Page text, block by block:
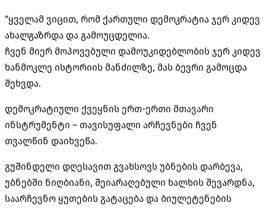
“ყველამ ვიცით, რომ ქართული დემოკრატია ჯერ კიდევ
ახალგაზრდა და გამოუცდელია.
ჩვენ მიერ მოპოვებული დამოუკიდებლობის ჯერ კიდევ
ხანმოკლე ისტორიის მანძილზე, მას ბევრი გამოცდა
შეხვდა.
დემოკრატიული ქვეყნის ერთ-ერთი მთავარი
ინსტრუმენტი – თავისუფალი არჩევნები ჩვენ
თვალწინ დაიხვეწა.
გუშინდელი დღესავით გვახსოვს უბნების დარბევა,
უბნებში ნიღბიანი, შეიარაღებული ხალხის შევარდნა,
საარჩევნო ყუთების გატაცება და ბიულეტენების